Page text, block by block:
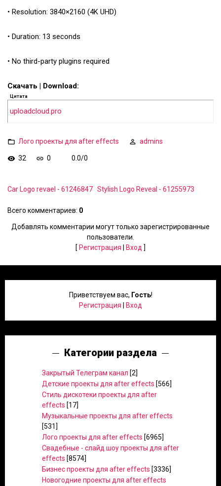
• Resolution: 3840×2160 (4K UHD)
• Duration: 13 seconds
• No third-party plugins required
Скачать | Download:
Цитата
uploadcloud.pro
Лого проекты для after effects admins
32 0 0.0/0
Car Logo revael - 61246847 Stylish Logo Reveal - 61255973
Всего комментариев: 0
Добавлять комментарии могут только зарегистрированные
пользователи.
[ Регистрация Вход ]
Приветствуем вас, Гость!
Регистрация
Вход
Категории раздела
Закрытый Телеграм канал [2]
Детские проекты для after effects [566]
Стиль дискотеки проекты для after
effects [17]
Музыкальные проекты для after effects
[531]
Лого проекты для after effects [6965]
Свадебные - слайд шоу проекты для after
effects [8574]
Бизнес проекты для after effects [3336]
Новогодние проекты для after effects